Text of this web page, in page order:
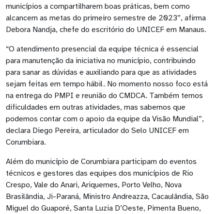
municípios a compartilharem boas práticas, bem como
alcancem as metas do primeiro semestre de 2023”, afirma
Debora Nandja, chefe do escritório do UNICEF em Manaus.
“O atendimento presencial da equipe técnica é essencial
para manutenção da iniciativa no município, contribuindo
para sanar as dúvidas e auxiliando para que as atividades
sejam feitas em tempo hábil. No momento nosso foco está
na entrega do PMPI e reunião do CMDCA. Também temos
dificuldades em outras atividades, mas sabemos que
podemos contar com o apoio da equipe da Visão Mundial”,
declara Diego Pereira, articulador do Selo UNICEF em
Corumbiara.
Além do município de Corumbiara participam do eventos
técnicos e gestores das equipes dos municípios de Rio
Crespo, Vale do Anari, Ariquemes, Porto Velho, Nova
Brasilândia, Ji-Paraná, Ministro Andreazza, Cacaulândia, São
Miguel do Guaporé, Santa Luzia D’Oeste, Pimenta Bueno,